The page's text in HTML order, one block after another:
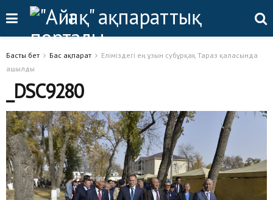
Басты бет Бас ақпарат
Еліміздегі ең ұзын субұрқақ Тараз қаласында
ашылды
_DSC9280